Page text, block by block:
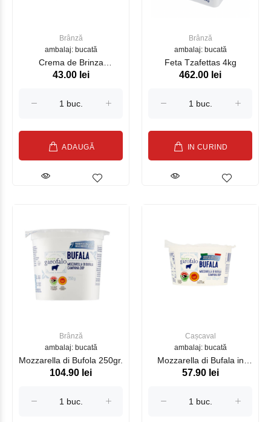
Brânză
ambalaj: bucată
Crema de Brinza
"PHILADELPHIA" CLASIC
43.00 lei
ADAUGĂ
Brânză
ambalaj: bucată
Feta Tzafettas 4kg
462.00 lei
IN CURIND
Brânză
ambalaj: bucată
Mozzarella di Bufola 250gr.
104.90 lei
Cașcaval
ambalaj: bucată
Mozzarella di Bufala in
Vaschetta 125gr.
57.90 lei